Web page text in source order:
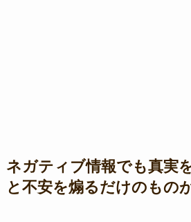
ネガティブ情報でも真実
と不安を煽るだけのもの